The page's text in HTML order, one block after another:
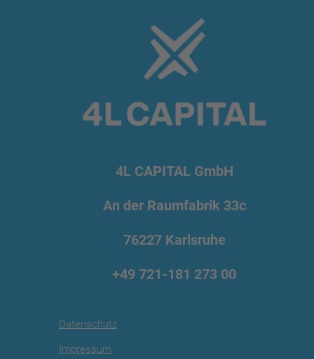
4L CAPITAL GmbH
An der Raumfabrik 33c
76227 Karlsruhe
+49 721-181 273 00
Datenschutz
Impressum